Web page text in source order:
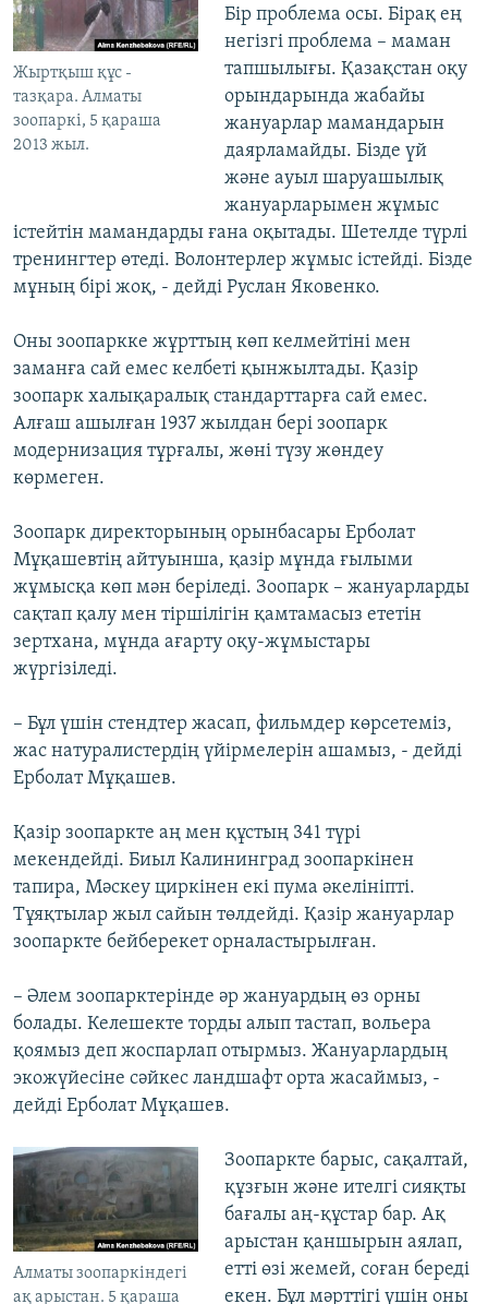
Жыртқыш құс -
тазқара. Алматы
зоопаркі, 5 қараша
2013 жыл.
Бір проблема осы. Бірақ ең
негізгі проблема – маман
тапшылығы. Қазақстан оқу
орындарында жабайы
жануарлар мамандарын
даярламайды. Бізде үй
және ауыл шаруашылық
жануарларымен жұмыс
істейтін мамандарды ғана оқытады. Шетелде түрлі
тренингтер өтеді. Волонтерлер жұмыс істейді. Бізде
мұның бірі жоқ, - дейді Руслан Яковенко.
Оны зоопаркке жұрттың көп келмейтіні мен
заманға сай емес келбеті қынжылтады. Қазір
зоопарк халықаралық стандарттарға сай емес.
Алғаш ашылған 1937 жылдан бері зоопарк
модернизация тұрғалы, жөні түзу жөндеу
көрмеген.
Зоопарк директорының орынбасары Ерболат
Мұқашевтің айтуынша, қазір мұнда ғылыми
жұмысқа көп мән беріледі. Зоопарк – жануарларды
сақтап қалу мен тіршілігін қамтамасыз ететін
зертхана, мұнда ағарту оқу-жұмыстары
жүргізіледі.
– Бұл үшін стендтер жасап, фильмдер көрсетеміз,
жас натуралистердің үйірмелерін ашамыз, - дейді
Ерболат Мұқашев.
Қазір зоопаркте аң мен құстың 341 түрі
мекендейді. Биыл Калининград зоопаркінен
тапира, Мәскеу циркінен екі пума әкелініпті.
Тұяқтылар жыл сайын төлдейді. Қазір жануарлар
зоопаркте бейберекет орналастырылған.
– Әлем зоопарктерінде әр жануардың өз орны
болады. Келешекте торды алып тастап, вольера
қоямыз деп жоспарлап отырмыз. Жануарлардың
экожүйесіне сәйкес ландшафт орта жасаймыз, -
дейді Ерболат Мұқашев.
Алматы зоопаркіндегі
ақ арыстан. 5 қараша
Зоопаркте барыс, сақалтай,
құзғын және ителгі сияқты
бағалы аң-құстар бар. Ақ
арыстан қаншырын аялап,
етті өзі жемей, соған береді
екен. Бұл мәрттігі үшін оны